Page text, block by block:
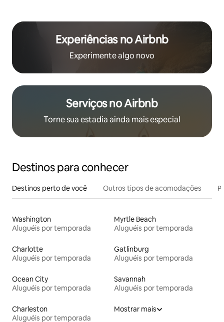
Experiências no Airbnb
Experimente algo novo
Serviços no Airbnb
Torne sua estadia ainda mais especial
Destinos para conhecer
Destinos perto de você Outros tipos de acomodações
Washington
Aluguéis por temporada
Myrtle Beach
Aluguéis por temporada
Charlotte
Aluguéis por temporada
Gatlinburg
Aluguéis por temporada
Ocean City
Aluguéis por temporada
Savannah
Aluguéis por temporada
Charleston
Aluguéis por temporada
Mostrar mais